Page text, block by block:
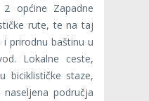
općine Zapadne
rute, te na taj
prirodnu baštinu u
Lokalne ceste,
biciklističke staze,
područja